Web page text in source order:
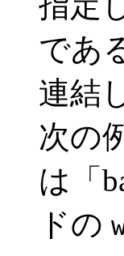
であ
連結
次の
は「
ドの